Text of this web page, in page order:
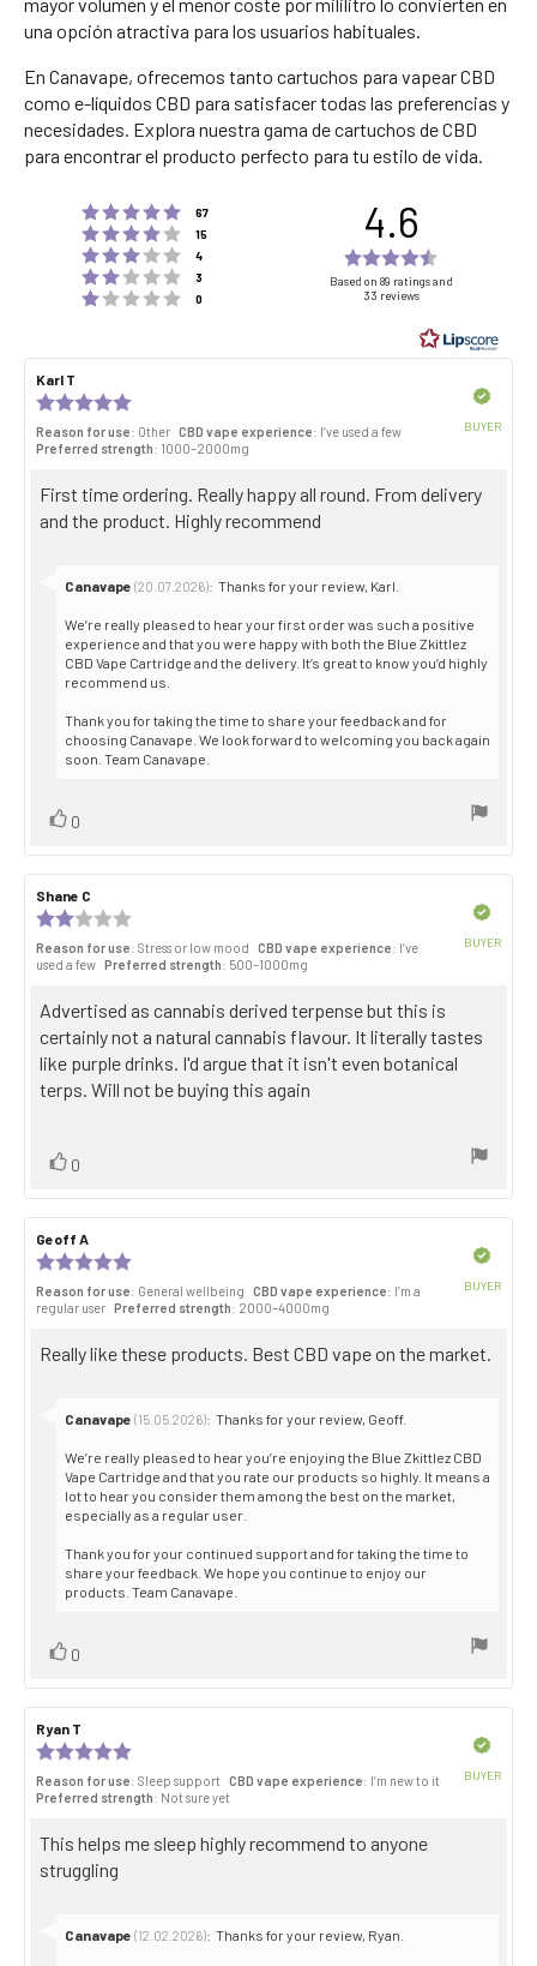
mayor volumen y el menor coste por mililitro lo convierten en
una opción atractiva para los usuarios habituales.
En Canavape, ofrecemos tanto cartuchos para vapear CBD
como e-líquidos CBD para satisfacer todas las preferencias y
necesidades. Explora nuestra gama de cartuchos de CBD
para encontrar el producto perfecto para tu estilo de vida.
Rating 5 out of 5 stars
67
Rating 4 out of 5 stars
15
Rating 3 out of 5 stars
4
Rating 2 out of 5 stars
3
Rating 1 out of 5 stars
0
4.6
4.6
of
5
stars
Based on 89 ratings and
33 reviews
Review
author:
Karl T
date:
5.0
out
5
stars
Reason for use: Other CBD vape experience: I’ve used a few
Preferred strength: 1000–2000mg
BUYER
Review
text:
First time ordering. Really happy all round. From delivery
and the product. Highly recommend
Reply
Canavape (20.07.2026): Thanks for your review, Karl.
We’re really pleased to hear your first order was such a positive
experience and that you were happy with both the Blue Zkittlez
CBD Vape Cartridge and the delivery. It’s great to know you’d highly
recommend us.
Thank you for taking the time to share your feedback and for
choosing Canavape. We look forward to welcoming you back again
soon. Team Canavape.
Vote
0
Review
author:
Shane C
date:
2.0
out
5
stars
Reason for use: Stress or low mood CBD vape experience: I’ve
used a few Preferred strength: 500–1000mg
BUYER
Review
text:
Advertised as cannabis derived terpense but this is
certainly not a natural cannabis flavour. It literally tastes
like purple drinks. I'd argue that it isn't even botanical
terps. Will not be buying this again
Vote
0
Review
author:
Geoff A
date:
5.0
out
5
Reason for use: General wellbeing CBD vape experience: I’m a
regular user Preferred strength: 2000–4000mg
BUYER
Review
Really like these products. Best CBD vape on the market.
Reply
Canavape (15.05.2026): Thanks for your review, Geoff.
We’re really pleased to hear you’re enjoying the Blue Zkittlez CBD
Vape Cartridge and that you rate our products so highly. It means a
lot to hear you consider them among the best on the market,
especially as a regular user.
Thank you for your continued support and for taking the time to
share your feedback. We hope you continue to enjoy our
products. Team Canavape.
Vote
0
Review
author:
Ryan T
date:
5.0
out
5
Reason for use: Sleep support CBD vape experience: I’m new to it
Preferred strength: Not sure yet
BUYER
Review
text:
This helps me sleep highly recommend to anyone
struggling
Reply
Canavape (12.02.2026): Thanks for your review, Ryan.